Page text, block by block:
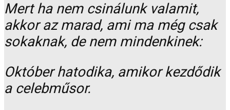
Mert ha nem csinálunk valamit,
akkor az marad, ami ma még csak
sokaknak, de nem mindenkinek:
Október hatodika, amikor kezdődik
a celebműsor.